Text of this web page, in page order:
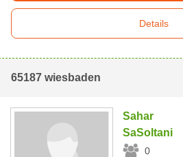
Details
65187 wiesbaden
Sahar
SaSoltani
0